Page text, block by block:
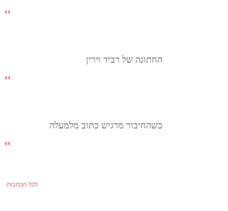
החתונה של רביד וירין
כשהחיבור מרגיש כתוב מלמעלה
לכל הכתבות